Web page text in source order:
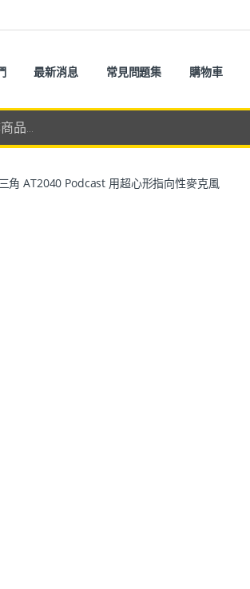
最新消息 常見問題集 購物車
角 AT2040 Podcast 用超心形指向性麥克風